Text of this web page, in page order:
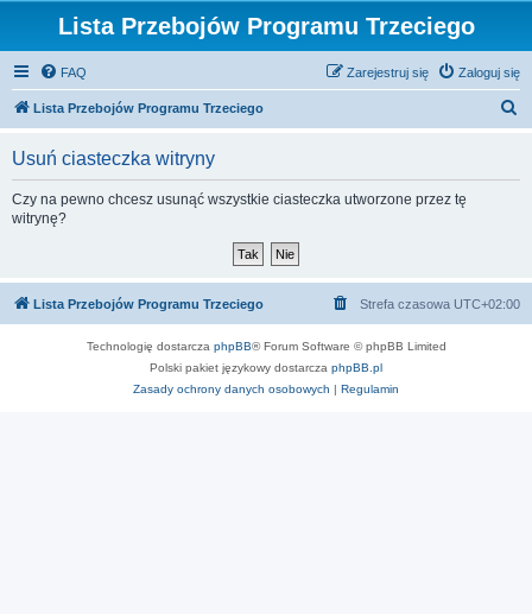
Lista Przebojów Programu Trzeciego
FAQ Zaloguj się
Zarejestruj się
Lista Przebojów Programu Trzeciego
Usuń ciasteczka witryny
Czy na pewno chcesz usunąć wszystkie ciasteczka utworzone przez tę
witrynę?
Lista Przebojów Programu Trzeciego Strefa czasowa UTC+02:00
Technologię dostarcza phpBB® Forum Software © phpBB Limited
Polski pakiet językowy dostarcza phpBB.pl
Zasady ochrony danych osobowych | Regulamin